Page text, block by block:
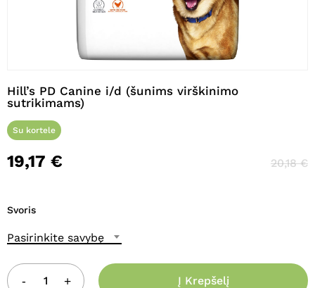
Hill’s PD Canine i/d (šunims virškinimo
sutrikimams)
Su kortele
19,17 € 20,18€
Svoris
Pasirinkite savybę
Į Krepšelį
parašyti komentarą.